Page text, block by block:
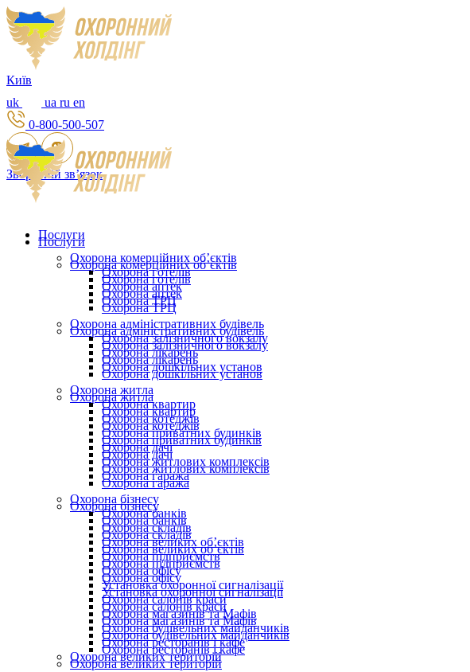
Київ
uk
ua ru en
0-800-500-507
Зворотній зв’язок
Послуги
Охорона комерційних об’єктів
Охорона готелів
Охорона аптек
Охорона ТРЦ
Охорона адміністративних будівель
Охорона залізничного вокзалу
Охорона лікарень
Охорона дошкільних установ
Охорона житла
Охорона квартир
Охорона котеджів
Охорона приватних будинків
Охорона дачі
Охорона житлових комплексів
Охорона гаража
Охорона бізнесу
Охорона банків
Охорона складів
Охорона великих об’єктів
Охорона підприємств
Охорона офісу
Установка охоронної сигналізації
Охорона салонів краси
Охорона магазинів та Мафів
Охорона будівельних майданчиків
Охорона ресторанів і кафе
Охорона великих територій
Послуги
Охорона комерційних об’єктів
Охорона готелів
Охорона аптек
Охорона ТРЦ
Охорона адміністративних будівель
Охорона залізничного вокзалу
Охорона лікарень
Охорона дошкільних установ
Охорона житла
Охорона квартир
Охорона котеджів
Охорона приватних будинків
Охорона дачі
Охорона житлових комплексів
Охорона гаража
Охорона бізнесу
Охорона банків
Охорона складів
Охорона великих об’єктів
Охорона підприємств
Охорона офісу
Установка охоронної сигналізації
Охорона салонів краси
Охорона магазинів та Мафів
Охорона будівельних майданчиків
Охорона ресторанів і кафе
Охорона великих територій